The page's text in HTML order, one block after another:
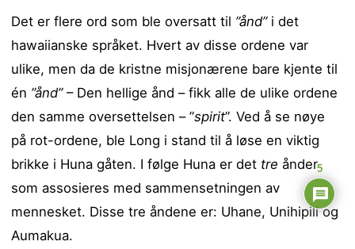
Det er flere ord som ble oversatt til ”ånd”i det
hawaiianske språket. Hvert av disse ordene var
ulike, men da de kristne misjonærene bare kjente til
én ”ånd”– Den hellige ånd – fikk alle de ulike ordene
den samme oversettelsen – ”spirit”. Ved å se nøye
på rot-ordene, ble Long i stand til å løse en viktig
brikke i Huna gåten. I følge Huna er det tre ånder
som assosieres med sammensetningen av
mennesket. Disse tre åndene er: Uhane, Unihipili og
Aumakua.
5